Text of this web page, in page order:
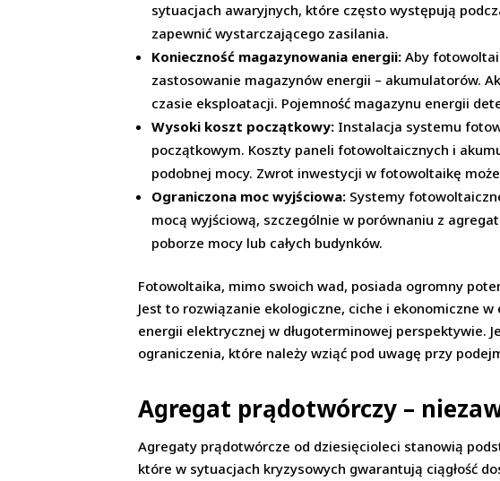
sytuacjach awaryjnych, które często występują
zapewnić wystarczającego zasilania.
Konieczność magazynowania energii: Aby
zastosowanie magazynów energii – akumulatorów.
czasie eksploatacji. Pojemność magazynu energii
Wysoki koszt początkowy: Instalacja systemu
początkowym. Koszty paneli fotowoltaicznych i
podobnej mocy. Zwrot inwestycji w fotowoltaikę
Ograniczona moc wyjściowa: Systemy
mocą wyjściową, szczególnie w porównaniu z
poborze mocy lub całych budynków.
Fotowoltaika, mimo swoich wad, posiada ogromny
Jest to rozwiązanie ekologiczne, ciche i ekonomiczne
energii elektrycznej w długoterminowej perspektywie.
ograniczenia, które należy wziąć pod uwagę przy
Agregat prądotwórczy –
Agregaty prądotwórcze od dziesięcioleci stanowią
które w sytuacjach kryzysowych gwarantują ciągłość